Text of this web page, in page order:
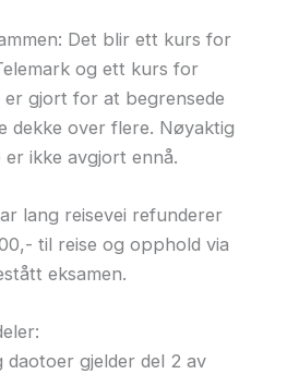
Det blir ett kurs for
og ett kurs for
gjort for at begrensede
dekke over flere. Nøyaktig
ikke avgjort ennå.
lang reisevei refunderer
til reise og opphold via
eksamen.
daotoer gjelder del 2 av